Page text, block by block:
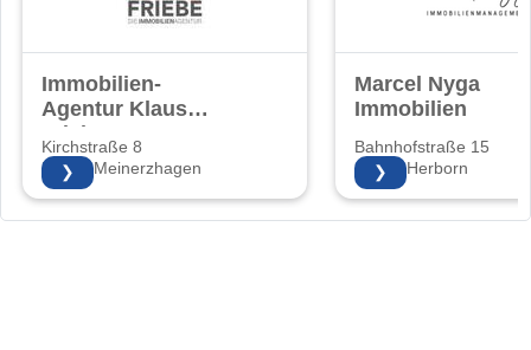
Immobilien-
Agentur Klaus
Friebe
Kirchstraße 8
58540 Meinerzhagen
❯
Marcel Nyga
Immobilien
Bahnhofstraße 15
35745 Herborn
❯